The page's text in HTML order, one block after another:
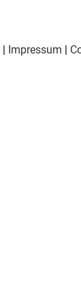
| Impressum |